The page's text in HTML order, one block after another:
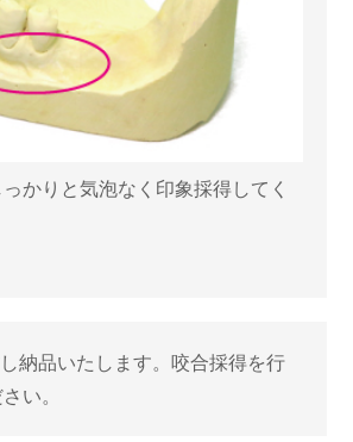
かりと気泡なく印象採得してく
納品いたします。咬合採得を行
い。